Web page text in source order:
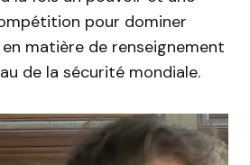
pour dominer
en matière de renseignement
de la sécurité mondiale.